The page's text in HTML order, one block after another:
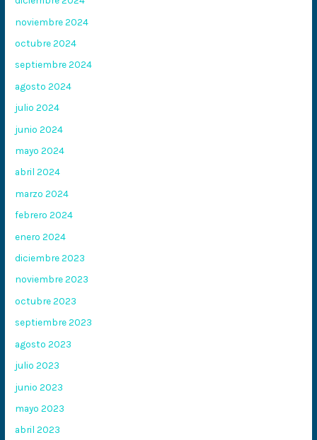
noviembre 2024
octubre 2024
septiembre 2024
agosto 2024
julio 2024
junio 2024
mayo 2024
abril 2024
marzo 2024
febrero 2024
enero 2024
diciembre 2023
noviembre 2023
octubre 2023
septiembre 2023
agosto 2023
julio 2023
junio 2023
mayo 2023
abril 2023